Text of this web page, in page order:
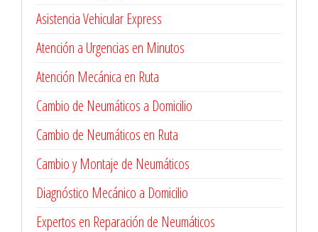
Asistencia Vehicular Express
Atención a Urgencias en Minutos
Atención Mecánica en Ruta
Cambio de Neumáticos a Domicilio
Cambio de Neumáticos en Ruta
Cambio y Montaje de Neumáticos
Diagnóstico Mecánico a Domicilio
Expertos en Reparación de Neumáticos